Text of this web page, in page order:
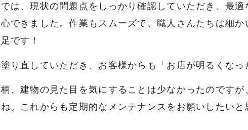
は、現状の問題点をしっかり確認していただき、最
できました。作業もスムーズで、職人さんたちは細
です！
り直していただき、お客様からも「お店が明るくなっ
、建物の見た目を気にすることは少なかったのです
。これからも定期的なメンテナンスをお願いしたい